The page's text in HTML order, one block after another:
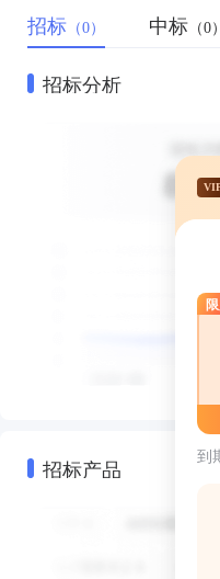
招标 （0） 中标 （0）
招标分析
招标产品 到